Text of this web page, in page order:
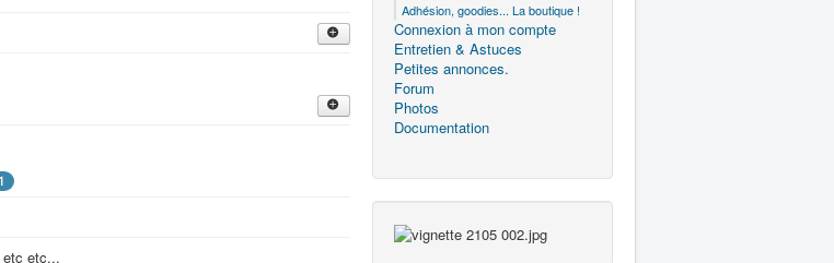
etc...
Adhésion, goodies... La boutique !
Connexion à mon compte
Entretien & Astuces
Petites annonces.
Forum
Photos
Documentation